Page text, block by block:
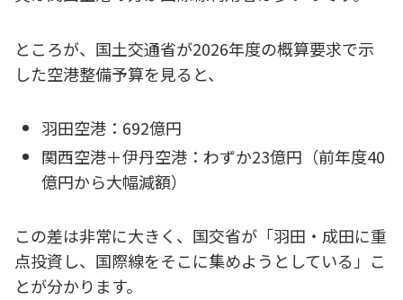
ところが、国土交通省が2026年度の概算要求で示
した空港整備予算を見ると、
羽田空港：692億円
関西空港＋伊丹空港：わずか23億円（前年度40
億円から大幅減額）
この差は非常に大きく、国交省が「羽田・成田に重
点投資し、国際線をそこに集めようとしている」こ
とが分かります。